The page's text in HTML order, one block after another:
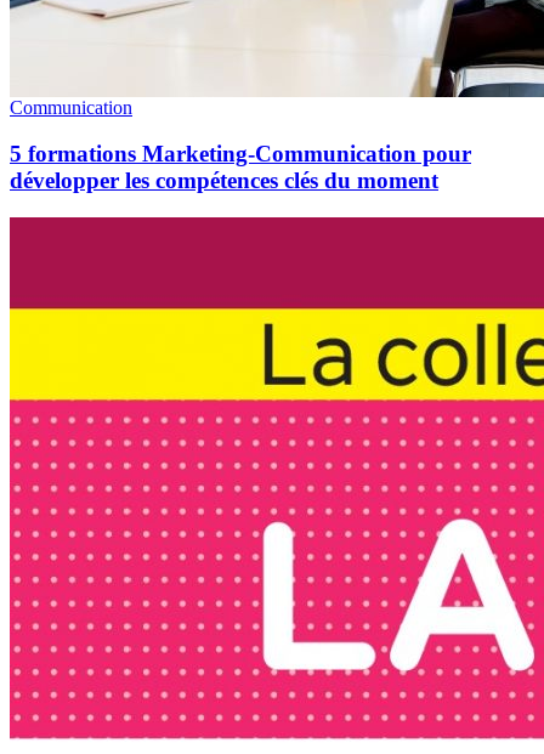
Communication
5 formations Marketing-Communication pour
développer les compétences clés du moment